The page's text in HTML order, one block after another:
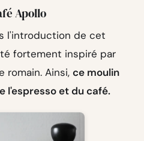
Apollo
l'introduction de cet
fortement inspiré par
romain. Ainsi, ce moulin
l'espresso et du café.